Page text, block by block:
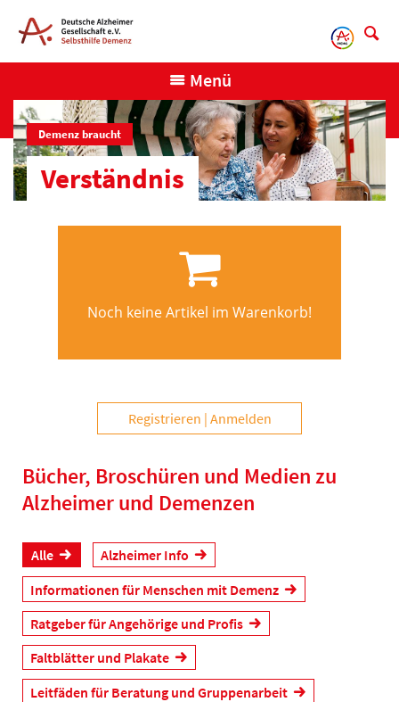
Menü
Demenz braucht
Verständnis
Noch keine Artikel im Warenkorb!
Registrieren Anmelden
Bücher, Broschüren und Medien zu
Alzheimer und Demenzen
Alle
Alzheimer Info
Informationen für Menschen mit Demenz
Ratgeber für Angehörige und Profis
Faltblätter und Plakate
Leitfäden für Beratung und Gruppenarbeit